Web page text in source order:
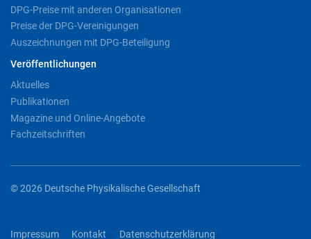
DPG-Preise mit anderen Organisationen
Preise der DPG-Vereinigungen
Auszeichnungen mit DPG-Beteiligung
Veröffentlichungen
Aktuelles
Publikationen
Magazine und Online-Angebote
Fachzeitschriften
© 2026 Deutsche Physikalische Gesellschaft
Impressum Kontakt Datenschutzerklärung